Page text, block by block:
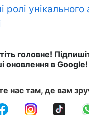
ролі унікального
головне!
оновлення в Google!
нас там, де вам